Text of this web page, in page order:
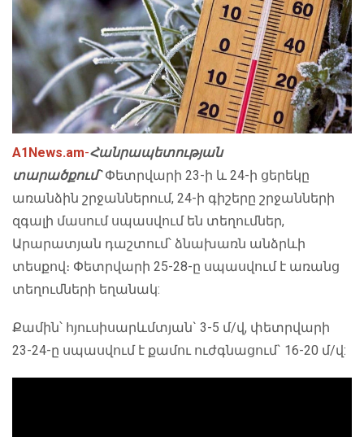
A1News.am-Հանրապետության
տարածքում`Փետրվարի 23-ի և 24-ի ցերեկը
առանձին շրջաններում, 24-ի գիշերը շրջանների
զգալի մասում սպասվում են տեղումներ,
Արարատյան դաշտում՝ ձնախառն անձրևի
տեսքով։ Փետրվարի 25-28-ը սպասվում է առանց
տեղումների եղանակ:
Քամին՝ հյուսիսարևմտյան` 3-5 մ/վ, փետրվարի
23-24-ը սպասվում է քամու ուժգնացում` 16-20 մ/վ: